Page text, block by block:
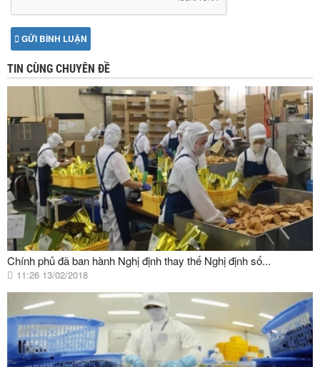
GỬI BÌNH LUẬN
TIN CÙNG CHUYÊN ĐỀ
Chính phủ đã ban hành Nghị định thay thế Nghị định số...
11:26 13/02/2018